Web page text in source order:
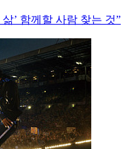
’ 함께할 사람 찾는 것”